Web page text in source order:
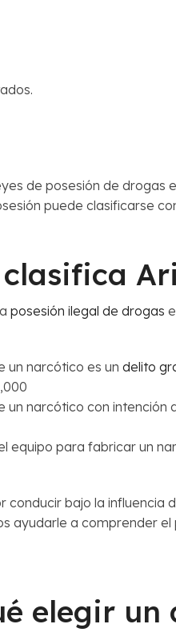
de posesión de drogas
puede clasificarse
clasifica
posesión ilegal de drogas
un narcótico es undelito
un narcótico con
equipo para fabricar un
conducir bajo la influencia
ayudarle a comprender el
elegir un